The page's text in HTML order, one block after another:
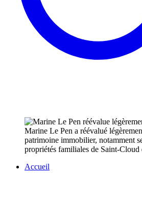
Marine Le Pen a réévalué
patrimoine immobilier, notamment
propriétés familiales de Saint-Cloud
Accueil